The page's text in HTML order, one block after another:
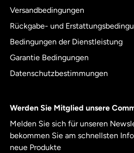
Versandbedingungen
Rückgabe- und
Bedingungen der Dienstleistung
Garantie Bedingungen
Datenschutzbestimmungen
Werden Sie Mitglied unsere
Melden Sie sich für unseren
bekommen Sie am schnellsten
neue Produkte